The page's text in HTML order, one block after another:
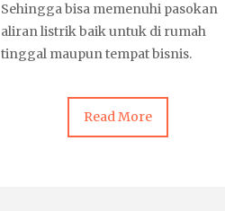
Sehingga bisa memenuhi pasokan
aliran listrik baik untuk di rumah
tinggal maupun tempat bisnis.
Read More